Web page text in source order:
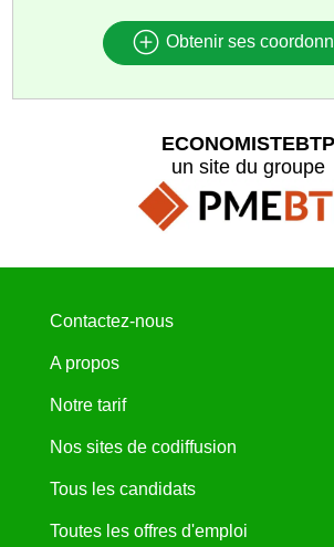
Obtenir ses
ECONOMISTEBTP
un site du groupe
Contactez-nous
A propos
Notre tarif
Nos sites de codiffusion
Tous les candidats
Toutes les offres d'emploi